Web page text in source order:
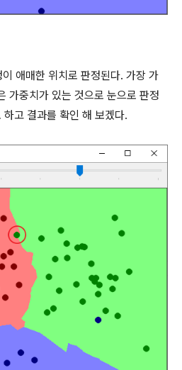
애매한 위치로 판정된다. 가장 가
가중치가 있는 것으로 눈으로 판정
고 결과를 확인 해 보겠다.